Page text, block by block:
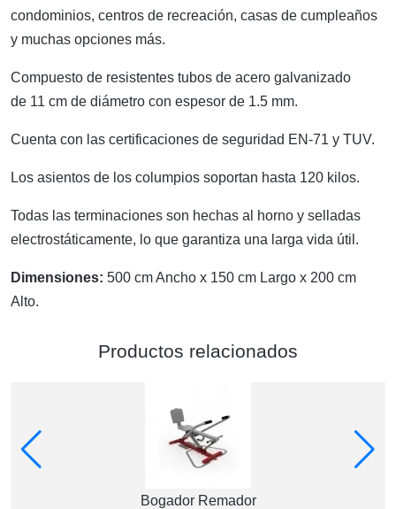
condominios, centros de recreación, casas de cumpleaños
y muchas opciones más.
Compuesto de resistentes tubos de acero galvanizado
de 11 cm de diámetro con espesor de 1.5 mm.
Cuenta con las certificaciones de seguridad EN-71 y TUV.
Los asientos de los columpios soportan hasta 120 kilos.
Todas las terminaciones son hechas al horno y selladas
electrostáticamente, lo que garantiza una larga vida útil.
Dimensiones: 500 cm Ancho x 150 cm Largo x 200 cm
Alto.
Productos relacionados
Bogador Remador